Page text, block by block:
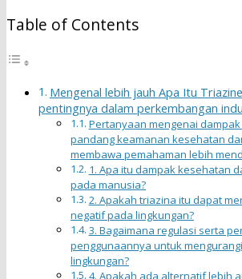
Table of Contents
Mengenal lebih jauh Apa Itu
pentingnya dalam perkembangan
Pertanyaan mengenai
pandang keamanan kesehatan
membawa pemahaman lebih
1. Apa itu dampak kesehatan
pada manusia?
2. Apakah triazina itu dapat
negatif pada lingkungan?
3. Bagaimana regulasi serta
penggunaannya untuk
lingkungan?
4. Apakah ada alternatif lebih